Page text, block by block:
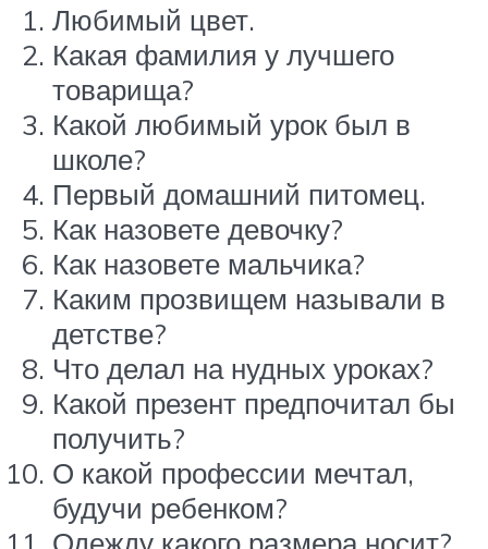
Любимый цвет.
Какая фамилия у лучшего
товарища?
Какой любимый урок был в
школе?
Первый домашний питомец.
Как назовете девочку?
Как назовете мальчика?
Каким прозвищем называли в
детстве?
Что делал на нудных уроках?
Какой презент предпочитал бы
получить?
О какой профессии мечтал,
будучи ребенком?
Одежду какого размера носит?